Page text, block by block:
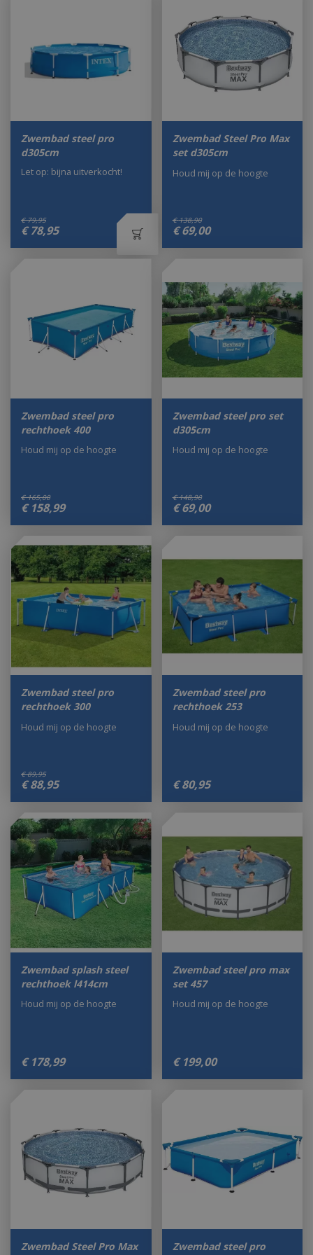
Zwembad steel pro
d305cm
€ 79,95
€ 78,95
Let op: bijna uitverkocht!
Zwembad Steel Pro Max
set d305cm
€ 138,90
€ 69,00
Houd mij op de hoogte
Zwembad steel pro
rechthoek 400
€ 165,00
€ 158,99
Houd mij op de hoogte
Zwembad steel pro set
d305cm
€ 148,90
€ 69,00
Houd mij op de hoogte
Zwembad steel pro
rechthoek 300
€ 89,95
€ 88,95
Houd mij op de hoogte
Zwembad steel pro
rechthoek 253
€ 80,95
Houd mij op de hoogte
Zwembad splash steel
rechthoek l414cm
€ 178,99
Houd mij op de hoogte
Zwembad steel pro max
set 457
€ 199,00
Houd mij op de hoogte
Zwembad Steel Pro Max
Zwembad steel pro